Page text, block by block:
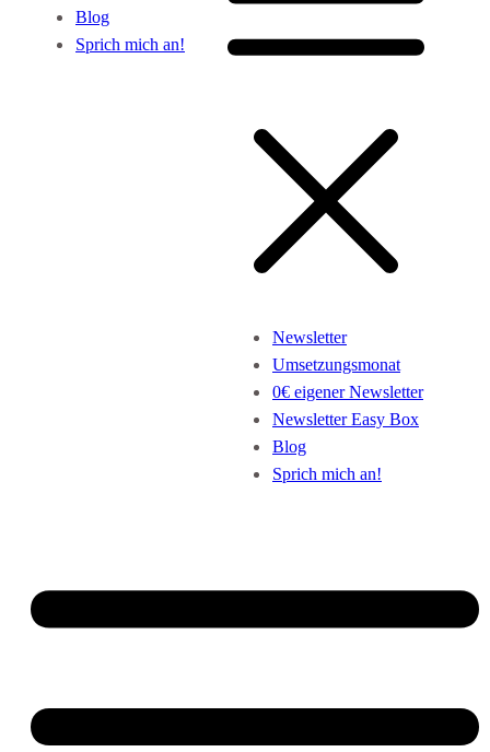
Blog
Sprich mich an!
Newsletter
Umsetzungsmonat
0€ eigener Newsletter
Newsletter Easy Box
Blog
Sprich mich an!